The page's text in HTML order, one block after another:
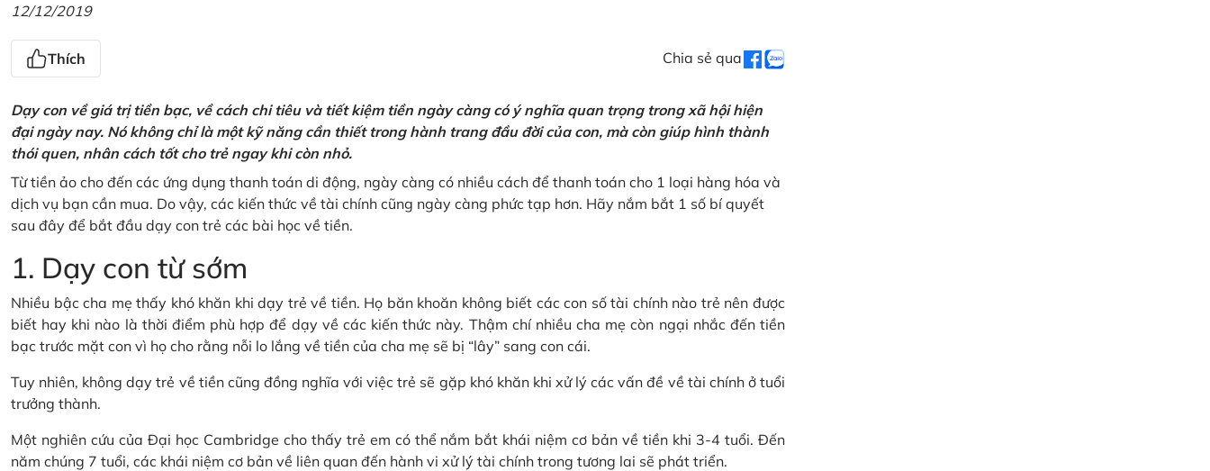
12/12/2019
Thích Chia sẻ qua
Dạy con về giá trị tiền bạc, về cách chi tiêu và tiết kiệm tiền ngày càng có ý nghĩa quan trọng trong xã hội hiện
đại ngày nay. Nó không chỉ là một kỹ năng cần thiết trong hành trang đầu đời của con, mà còn giúp hình thành
thói quen, nhân cách tốt cho trẻ ngay khi còn nhỏ.
Từ tiền ảo cho đến các ứng dụng thanh toán di động, ngày càng có nhiều cách để thanh toán cho 1 loại hàng hóa và
dịch vụ bạn cần mua. Do vậy, các kiến thức về tài chính cũng ngày càng phức tạp hơn. Hãy nắm bắt 1 số bí quyết
sau đây để bắt đầu dạy con trẻ các bài học về tiền.
1. Dạy con từ sớm
Nhiều bậc cha mẹ thấy khó khăn khi dạy trẻ về tiền. Họ băn khoăn không biết các con số tài chính nào trẻ nên được
biết hay khi nào là thời điểm phù hợp để dạy về các kiến thức này. Thậm chí nhiều cha mẹ còn ngại nhắc đến tiền
bạc trước mặt con vì họ cho rằng nỗi lo lắng về tiền của cha mẹ sẽ bị “lây” sang con cái.
Tuy nhiên, không dạy trẻ về tiền cũng đồng nghĩa với việc trẻ sẽ gặp khó khăn khi xử lý các vấn đề về tài chính ở tuổi
trưởng thành.
Một nghiên cứu của Đại học Cambridge cho thấy trẻ em có thể nắm bắt khái niệm cơ bản về tiền khi 3-4 tuổi. Đến
năm chúng 7 tuổi, các khái niệm cơ bản về liên quan đến hành vi xử lý tài chính trong tương lai sẽ phát triển.